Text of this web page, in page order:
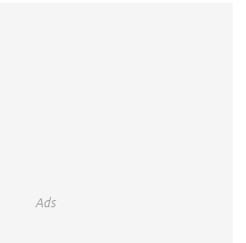
Ads